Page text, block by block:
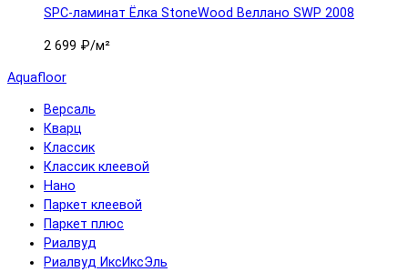
SPC-ламинат Ëлка StoneWood Веллано SWP 2008
2 699 ₽/м²
Aquafloor
Версаль
Кварц
Классик
Классик клеевой
Нано
Паркет клеевой
Паркет плюс
Риалвуд
Риалвуд ИксИксЭль